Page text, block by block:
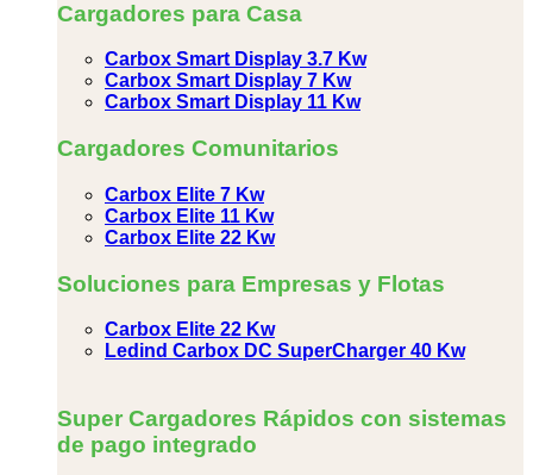
Cargadores para Casa
Carbox Smart Display 3.7 Kw
Carbox Smart Display 7 Kw
Carbox Smart Display 11 Kw
Cargadores Comunitarios
Carbox Elite 7 Kw
Carbox Elite 11 Kw
Carbox Elite 22 Kw
Soluciones para Empresas y Flotas
Carbox Elite 22 Kw
Ledind Carbox DC SuperCharger 40 Kw
Super Cargadores Rápidos con sistemas
de pago integrado